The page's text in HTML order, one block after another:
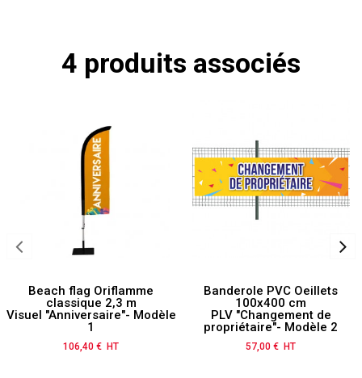
4 produits associés
Beach flag Oriflamme
classique 2,3 m
Visuel "Anniversaire"- Modèle
1
Prix
106,40 € HT
Banderole PVC Oeillets
100x400 cm
PLV "Changement de
propriétaire"- Modèle 2
Prix
57,00 € HT